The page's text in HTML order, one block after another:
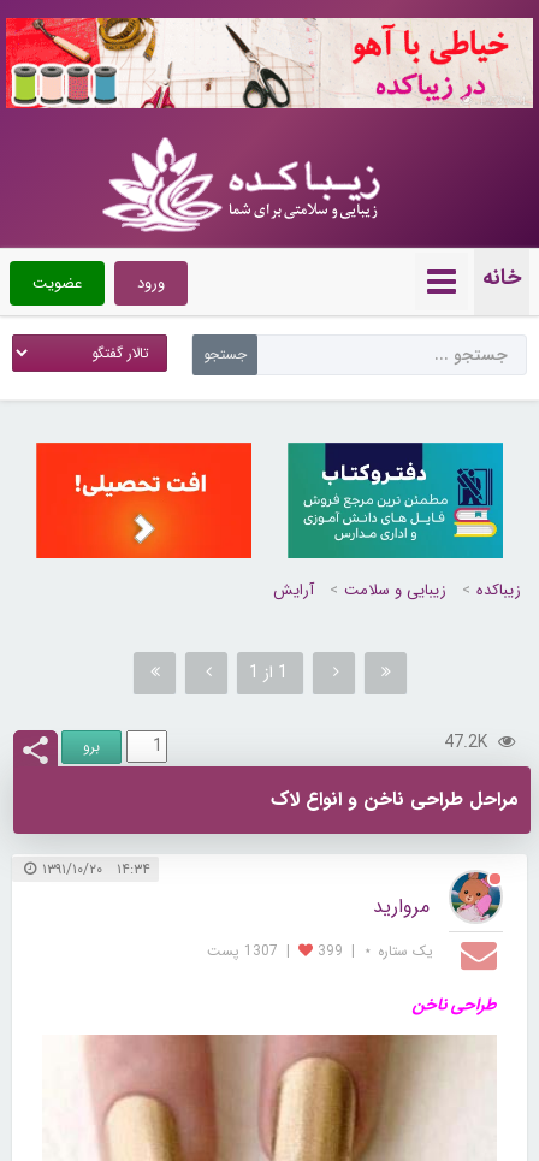
10720531
خانه عضویت ورود
زیباکده زیبایی و سلامت آرایش
1 از 1
47.2K
مراحل طراحی ناخن و انواع لاک
۱۴:۳۴ ۱۳۹۱/۱۰/۲۰
مروارید
یک ستاره ⋆ |
399
| 1307 پست
طراحی ناخن